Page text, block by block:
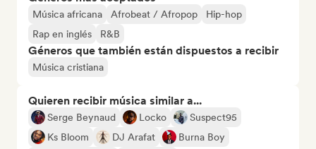
Música africana Afrobeat / Afropop
Hip-hop
Rap en inglés
R&B
Géneros que también están dispuestos a recibir
Música cristiana
Quieren recibir música similar a...
Serge Beynaud Locko
Suspect95
Ks Bloom
DJ Arafat
Burna Boy